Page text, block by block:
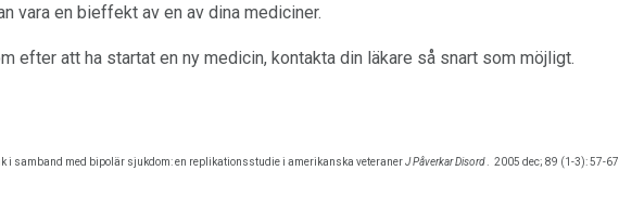
vara en bieffekt av en av dina mediciner.
efter att ha startat en ny medicin, kontakta din läkare så snart som möjligt.
i samband med bipolär sjukdom: en replikationsstudie i amerikanska veteranerJ Påverkar Disord. 2005 dec; 89 (1-3): 57-67.